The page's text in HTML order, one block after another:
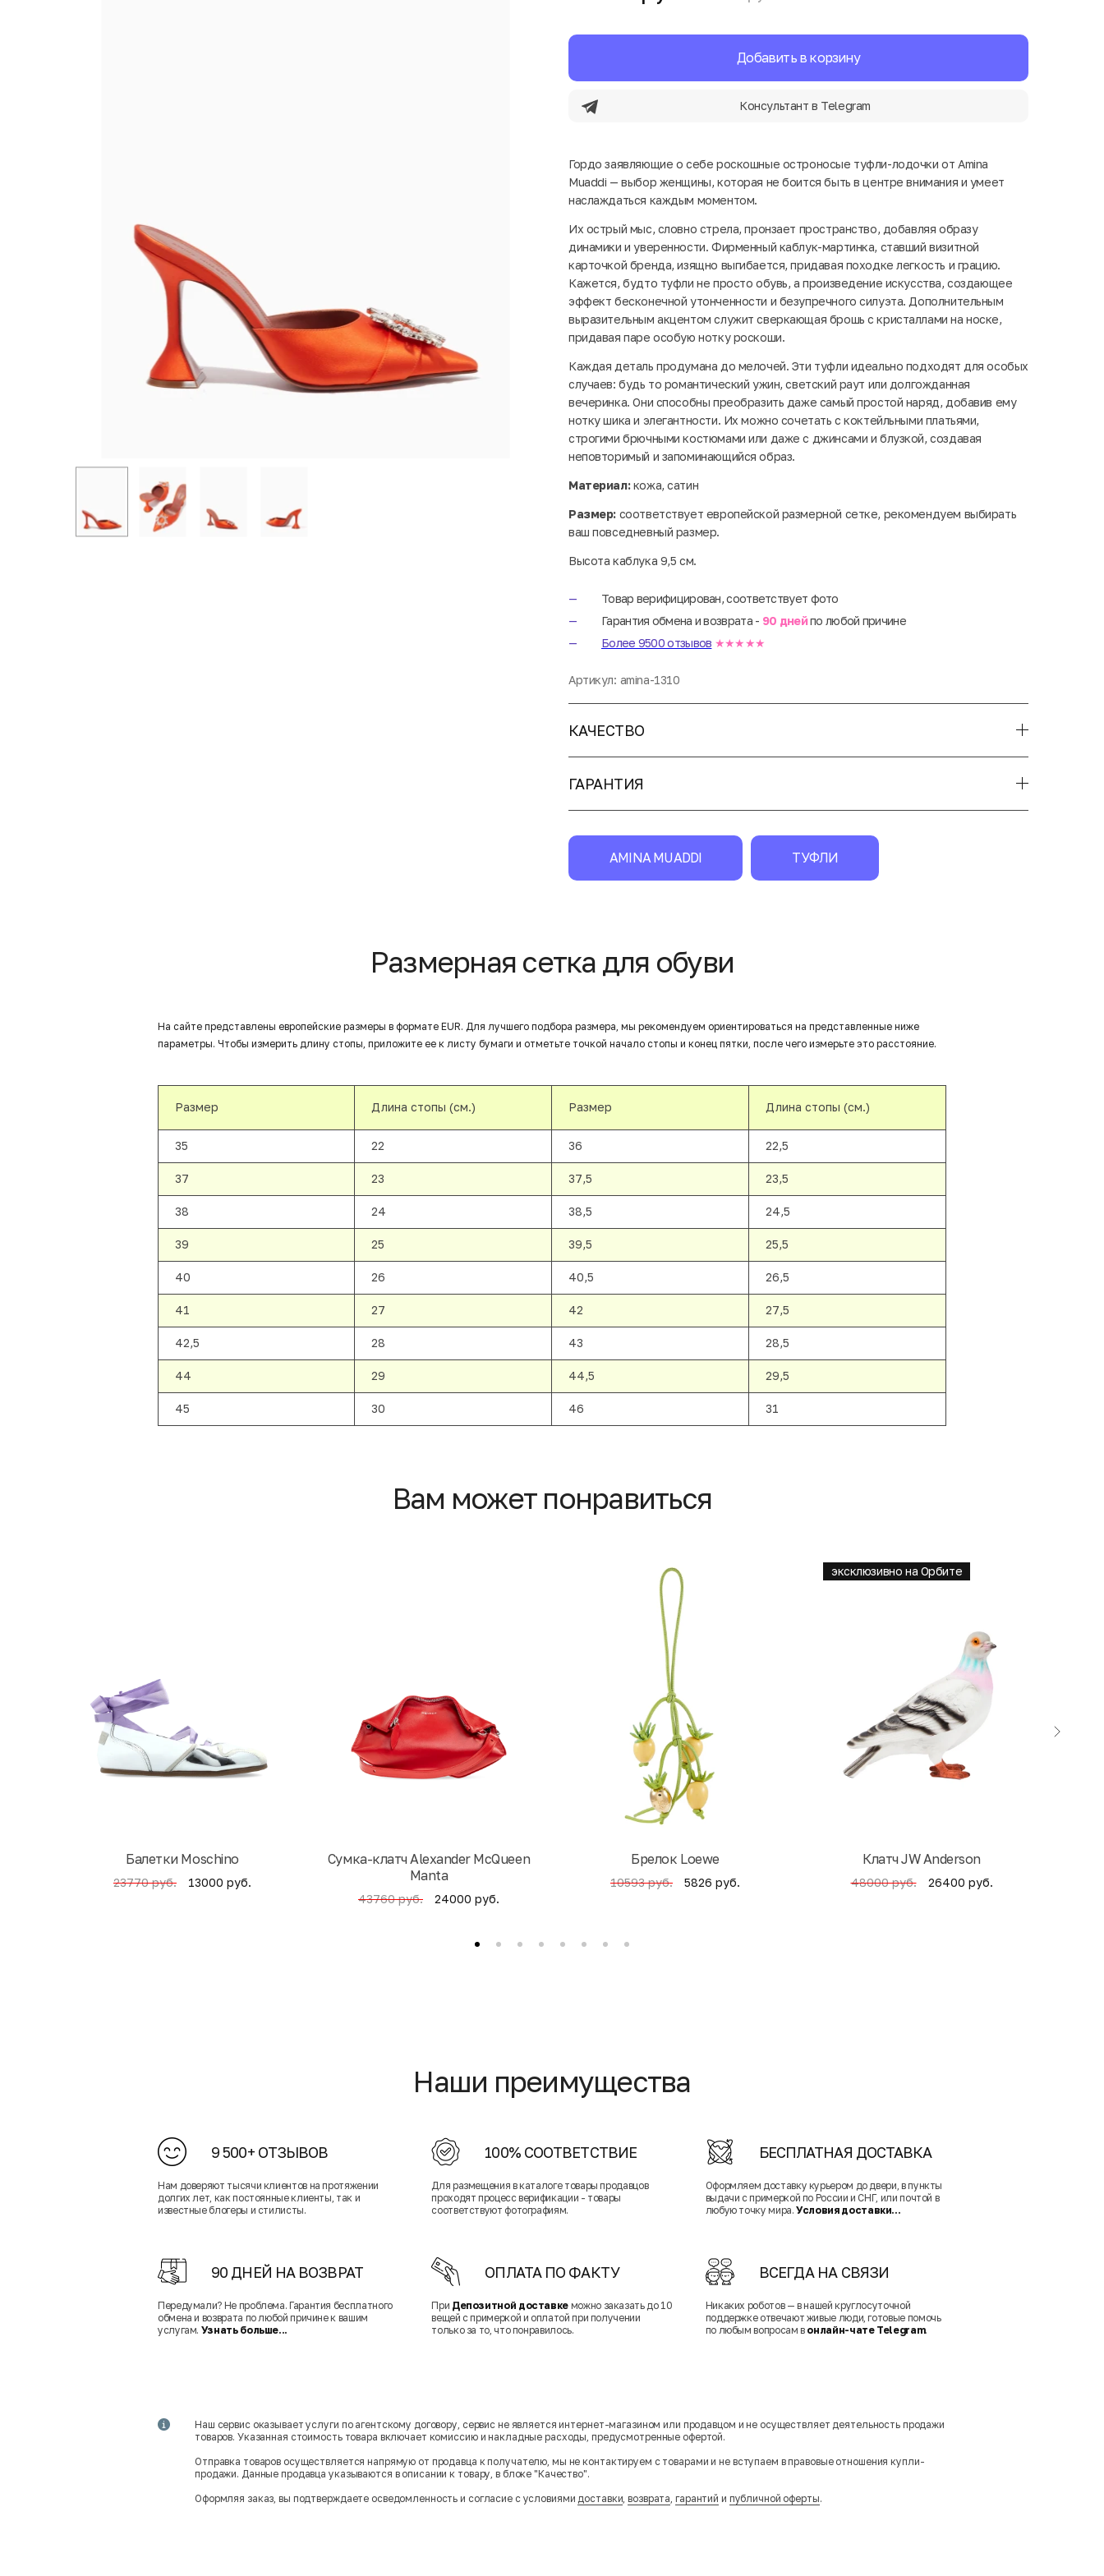
Добавить в корзину
Консультант в Telegram
Гордо заявляющие о себе роскошные остроносые туфли-лодочки от Amina
Muaddi — выбор женщины, которая не боится быть в центре внимания и умеет
наслаждаться каждым моментом.
Их острый мыс, словно стрела, пронзает пространство, добавляя образу
динамики и уверенности. Фирменный каблук-мартинка, ставший визитной
карточкой бренда, изящно выгибается, придавая походке легкость и грацию.
Кажется, будто туфли не просто обувь, а произведение искусства, создающее
эффект бесконечной утонченности и безупречного силуэта. Дополнительным
выразительным акцентом служит сверкающая брошь с кристаллами на носке,
придавая паре особую нотку роскоши.
Каждая деталь продумана до мелочей. Эти туфли идеально подходят для особых
случаев: будь то романтический ужин, светский раут или долгожданная
вечеринка. Они способны преобразить даже самый простой наряд, добавив ему
нотку шика и элегантности. Их можно сочетать с коктейльными платьями,
строгими брючными костюмами или даже с джинсами и блузкой, создавая
неповторимый и запоминающийся образ.
Материал:кожа, сатин
Размер: соответствует европейской размерной сетке, рекомендуем выбирать
ваш повседневный размер.
Высота каблука 9,5 см.
Товар верифицирован, соответствует фото
Гарантия обмена и возврата - 90 днейпо любой причине
Более 9500 отзывов ★★★★★
Артикул: amina-1310
КАЧЕСТВО
ГАРАНТИЯ
AMINA MUADDI ТУФЛИ
Размерная сетка для обуви
На сайте представлены европейские размеры в формате EUR. Для лучшего подбора размера, мы рекомендуем ориентироваться на представленные ниже
параметры. Чтобы измерить длину стопы, приложите ее к листу бумаги и отметьте точкой начало стопы и конец пятки, после чего измерьте это расстояние.
Размер Длина стопы (см.) Размер Длина стопы (см.)
35 22 36 22,5
37 23 37,5 23,5
38 24 38,5 24,5
39 25 39,5 25,5
40 26 40,5 26,5
41 27 42 27,5
42,5 28 43 28,5
44 29 44,5 29,5
45 30 46 31
Вам может понравиться
Балетки Moschino
23770 руб. 13000 руб.
Cумка-клатч Alexander McQueen
Manta
43760 руб. 24000 руб.
Брелок Loewe
10593 руб. 5826 руб.
эксклюзивно на Орбите
Клатч JW Anderson
48000 руб. 26400 руб.
Наши преимущества
9 500+ ОТЗЫВОВ
Нам доверяют тысячи клиентов на протяжении
долгих лет, как постоянные клиенты, так и
известные блогеры и стилисты.
100% СООТВЕТСТВИЕ
Для размещения в каталоге товары продавцов
проходят процесс верификации - товары
соответствуют фотографиям.
БЕСПЛАТНАЯ ДОСТАВКА
Оформляем доставку курьером до двери, в пункты
выдачи с примеркой по России и СНГ, или почтой в
любую точку мира.Условия доставки...
90 ДНЕЙ НА ВОЗВРАТ
Передумали? Не проблема. Гарантия бесплатного
обмена и возврата по любой причине к вашим
услугам. Узнать больше...
ОПЛАТА ПО ФАКТУ
При Депозитной доставке можно заказать до 10
вещей с примеркой и оплатой при получении
только за то, что понравилось.
ВСЕГДА НА СВЯЗИ
Никаких роботов — в нашей круглосуточной
поддержке отвечают живые люди, готовые помочь
по любым вопросам в онлайн-чате Telegram.
Наш сервис оказывает услуги по агентскому договору, сервис не является интернет-магазином или продавцом и не осуществляет деятельность продажи
товаров. Указанная стоимость товара включает комиссию и накладные расходы, предусмотренные офертой.
Отправка товаров осуществляется напрямую от продавца к получателю, мы не контактируем с товарами и не вступаем в правовые отношения купли-
продажи. Данные продавца указываются в описании к товару, в блоке "Качество".
Оформляя заказ, вы подтверждаете осведомленность и согласие с условиямидоставки,возврата, гарантий и публичной оферты.